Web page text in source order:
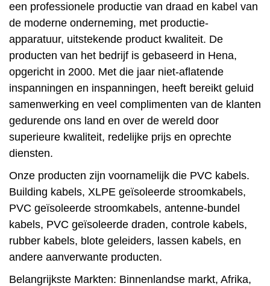
een professionele productie van draad en kabel van
de moderne onderneming, met productie-
apparatuur, uitstekende product kwaliteit. De
producten van het bedrijf is gebaseerd in Hena,
opgericht in 2000. Met die jaar niet-aflatende
inspanningen en inspanningen, heeft bereikt geluid
samenwerking en veel complimenten van de klanten
gedurende ons land en over de wereld door
superieure kwaliteit, redelijke prijs en oprechte
diensten.
Onze producten zijn voornamelijk die PVC kabels.
Building kabels, XLPE geïsoleerde stroomkabels,
PVC geïsoleerde stroomkabels, antenne-bundel
kabels, PVC geïsoleerde draden, controle kabels,
rubber kabels, blote geleiders, lassen kabels, en
andere aanverwante producten.
Belangrijkste Markten: Binnenlandse markt, Afrika,